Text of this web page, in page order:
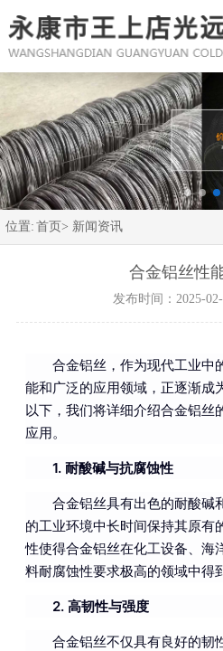
位置: 首页> 新闻资讯
合金铝丝性
发布时间：2025-
合金铝丝，作为现代工业中
能和广泛的应用领域，正逐渐成
以下，我们将详细介绍合金铝丝
应用。
1. 耐酸碱与抗腐蚀性
合金铝丝具有出色的耐酸碱
的工业环境中长时间保持其原有
性使得合金铝丝在化工设备、海
料耐腐蚀性要求极高的领域中得
2. 高韧性与强度
合金铝丝不仅具有良好的韧